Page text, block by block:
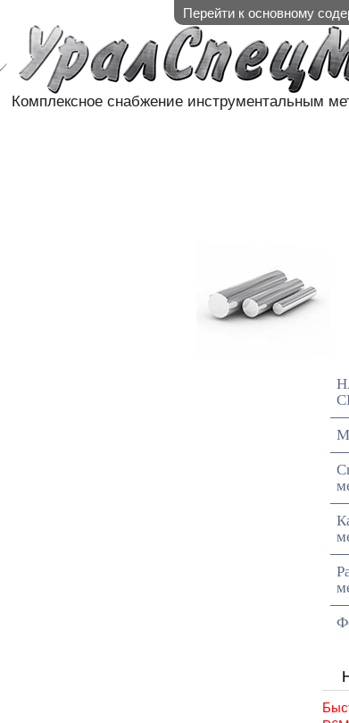
Перейти к основному
Комплексное снабжение инструментальным